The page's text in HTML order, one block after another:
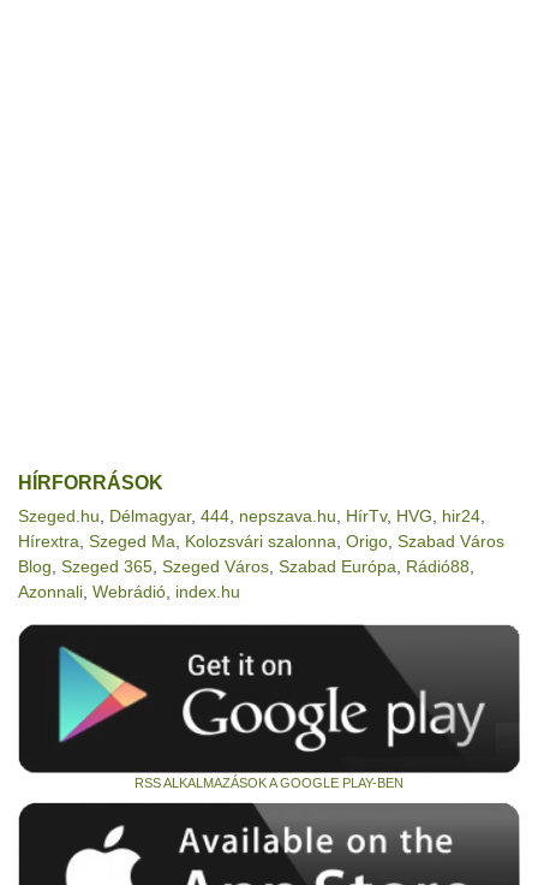
HÍRFORRÁSOK
Szeged.hu Délmagyar, 444 nepszava.hu HírTv, HVG hir24
Hírextra Szeged Ma Kolozsvári szalonna Origo Szabad Város
Blog Szeged 365 Szeged Város Szabad Európa Rádió88
Azonnali Webrádió index.hu
RSS ALKALMAZÁSOK A GOOGLE PLAY-BEN